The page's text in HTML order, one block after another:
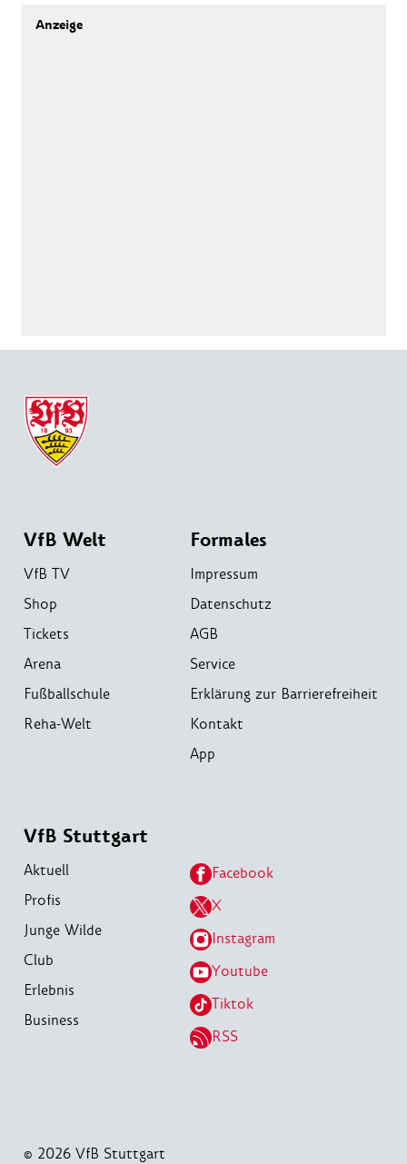
VfB Welt
VfB TV
Shop
Tickets
Arena
Fußballschule
Reha-Welt
Formales
Impressum
Datenschutz
AGB
Service
Erklärung zur Barrierefreiheit
Kontakt
App
VfB Stuttgart
Aktuell
Profis
Junge Wilde
Club
Erlebnis
Business
Facebook
X
Instagram
Youtube
Tiktok
RSS
© 2026 VfB Stuttgart